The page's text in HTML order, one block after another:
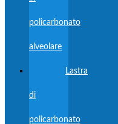
policarbonato
alveolare
Lastra
di
policarbonato